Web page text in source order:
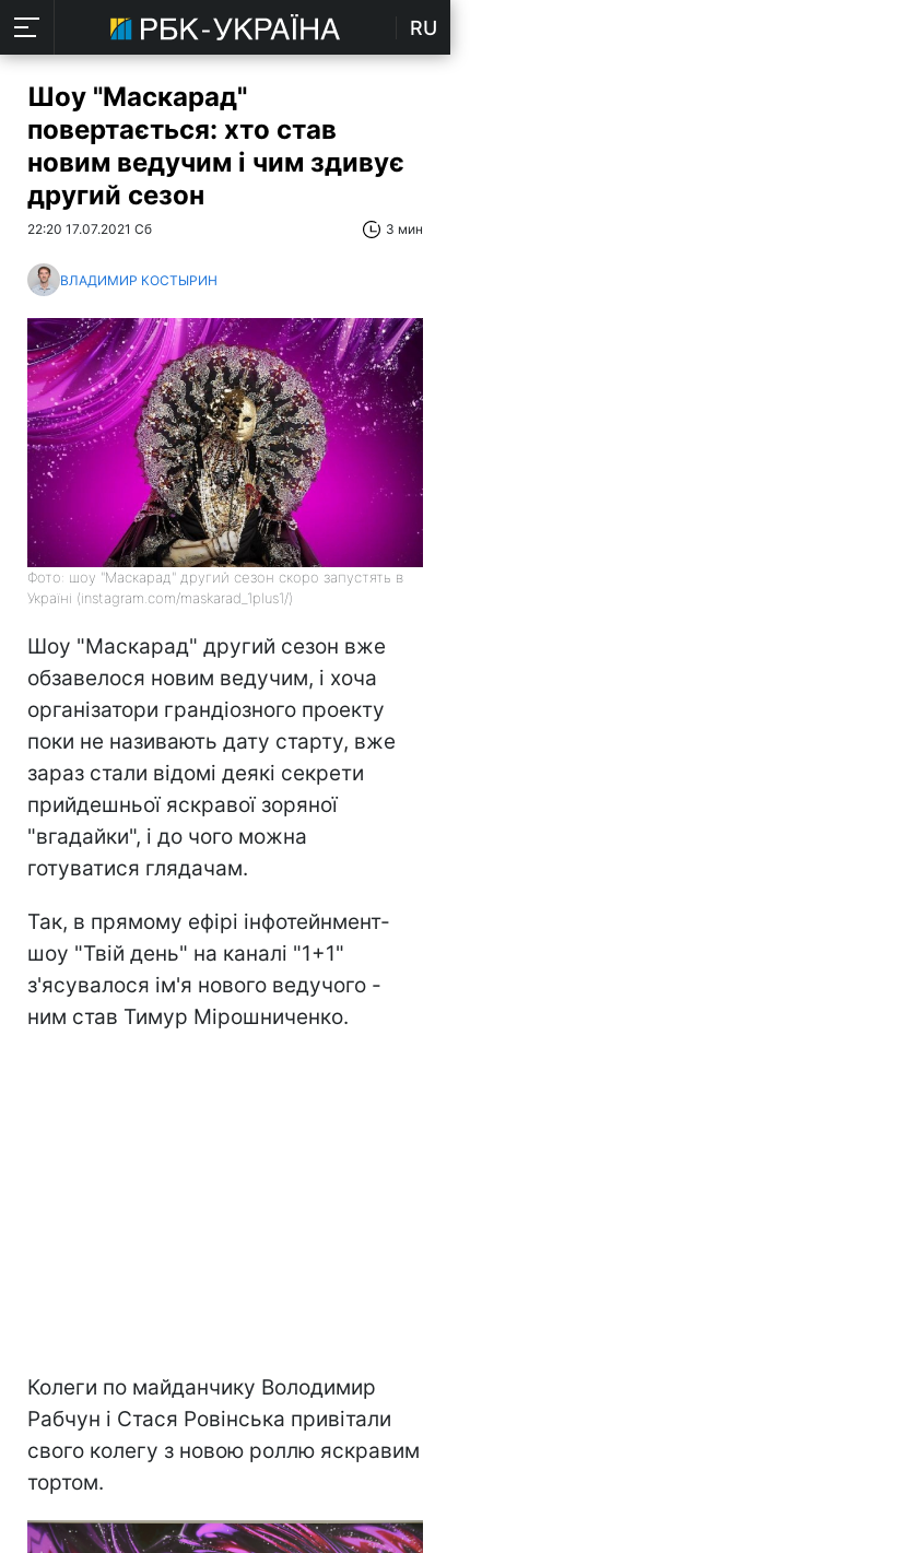
RU
Шоу "Маскарад"
повертається: хто став
новим ведучим і чим здивує
другий сезон
22:20 17.07.2021 Сб 3 мин
ВЛАДИМИР КОСТЫРИН
Фото: шоу "Маскарад" другий сезон скоро запустять в
Україні (instagram.com/maskarad_1plus1/)
Шоу "Маскарад" другий сезон вже
обзавелося новим ведучим, і хоча
організатори грандіозного проекту
поки не називають дату старту, вже
зараз стали відомі деякі секрети
прийдешньої яскравої зоряної
"вгадайки", і до чого можна
готуватися глядачам.
Так, в прямому ефірі інфотейнмент-
шоу "Твій день" на каналі "1+1"
з'ясувалося ім'я нового ведучого -
ним став Тимур Мірошниченко.
Колеги по майданчику Володимир
Рабчун і Стася Ровінська привітали
свого колегу з новою роллю яскравим
тортом.